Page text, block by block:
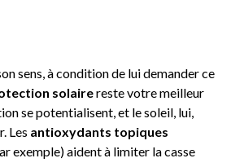
sens, à condition de lui demander ce
solairereste votre meilleur
se potentialisent, et le soleil, lui,
Les antioxydants topiques
exemple) aident à limiter la casse